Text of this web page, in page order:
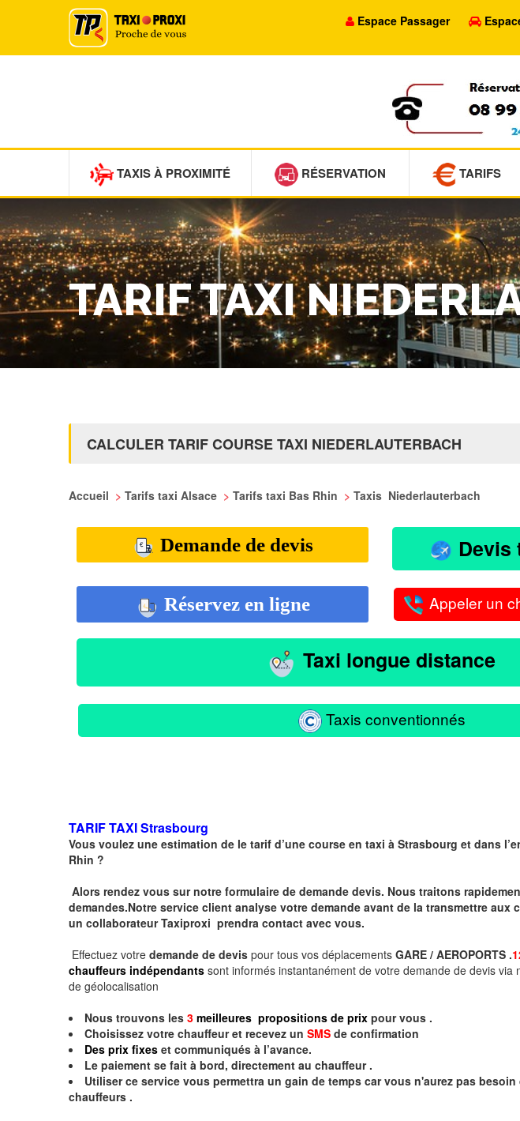
Espace Passager
TAXIS À PROXIMITÉ RÉSERVATION TARIFS
TARIF TAXI
CALCULER TARIF COURSE TAXI NIEDERLAUTERBACH
Accueil > Tarifs taxi Alsace > Tarifs taxi Bas Rhin > Taxis Niederlauterbach
Demande de devis Devis
Réservez en ligne Appeler un
Taxi longue distance
Taxis conventionnés
TARIF TAXIStrasbourg
Vous voulez une estimation de le tarif d’une course en taxi à Strasbourg et dans
Rhin ?
Alors rendez vous sur notre formulaire de demande devis. Nous traitons
demandes.Notre service client analyse votre demande avant de la transmettre aux
un collaborateur Taxiproxi prendra contact avec vous.
Effectuez votre demande de devis pour tous vos déplacements GARE / AEROPORTS .
chauffeurs indépendants sont informés instantanément de votre demande de devis via
de géolocalisation
Nous trouvons les 3 meilleures propositions de prix pour vous .
Choisissez votre chauffeur et recevez un SMS de confirmation
Des prix fixes et communiqués à l’avance.
Le paiement se fait à bord, directement au chauffeur .
Utiliser ce service vous permettra un gain de temps car vous n'aurez pas
chauffeurs .